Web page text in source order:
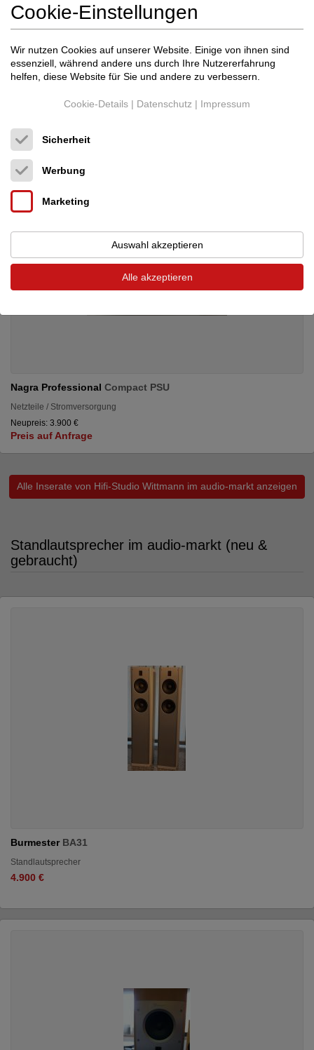
Nagra ProfessionalHD PreAmp
Röhren-Vorverstärker
Neupreis: 67.500 €
Nagra Professional Compact PSU
Netzteile / Stromversorgung
Neupreis: 3.900 €
Preis auf Anfrage
Alle Inserate von Hifi-Studio Wittmann im audio-markt anzeigen
Standlautsprecher im audio-markt (neu &
gebraucht)
Burmester BA31
Standlautsprecher
4.900 €
Cookie-Einstellungen
Wir nutzen Cookies auf unserer Website. Einige von ihnen sind
essenziell, während andere uns durch Ihre Nutzererfahrung
helfen, diese Website für Sie und andere zu verbessern.
Cookie-Details | Datenschutz | Impressum
Sicherheit
Werbung
Marketing
Auswahl akzeptieren
Alle akzeptieren